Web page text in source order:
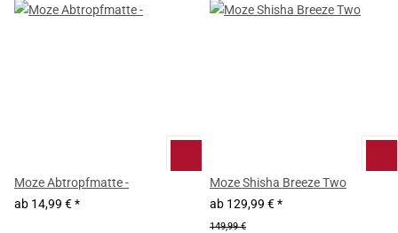
Moze Abtropfmatte -
ab 14,99 €*
Moze Shisha Breeze Two
ab 129,99 €*
149,99 €